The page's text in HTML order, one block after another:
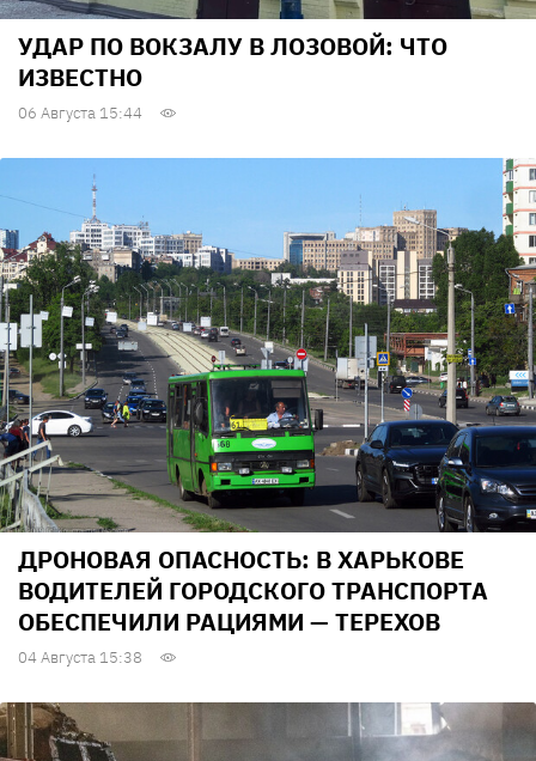
УДАР ПО ВОКЗАЛУ В ЛОЗОВОЙ: ЧТО
ИЗВЕСТНО
06 Августа 15:44
ДРОНОВАЯ ОПАСНОСТЬ: В ХАРЬКОВЕ
ВОДИТЕЛЕЙ ГОРОДСКОГО ТРАНСПОРТА
ОБЕСПЕЧИЛИ РАЦИЯМИ — ТЕРЕХОВ
04 Августа 15:38